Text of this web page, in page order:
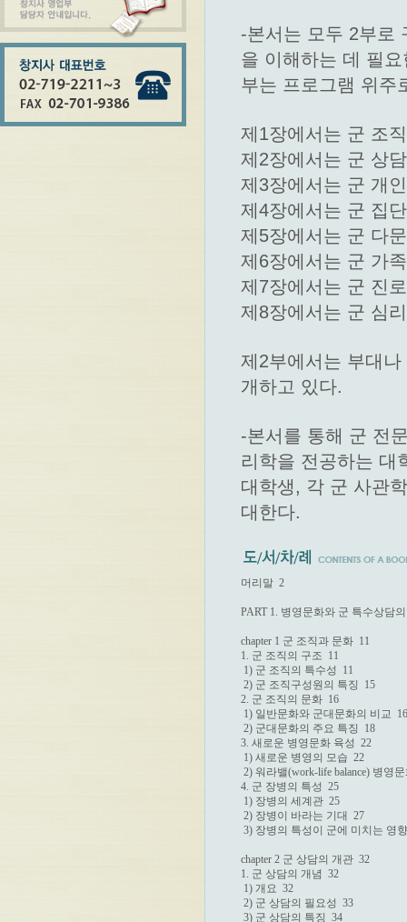
-본서는 모두 2부로
을 이해하는 데 필
부는 프로그램 위주
제1장에서는 군 조
제2장에서는 군 상
제3장에서는 군 개
제4장에서는 군 집
제5장에서는 군 다
제6장에서는 군 가
제7장에서는 군 진
제8장에서는 군 심
제2부에서는 부대
개하고 있다.
-본서를 통해 군 전
리학을 전공하는 대
대학생, 각 군 사관
대한다.
머리말  2
PART 1. 병영문화와 군 특수상담
chapter 1 군 조직과 문화  11
1. 군 조직의 구조  11
1) 군 조직의 특수성  11
2) 군 조직구성원의 특징  15
2. 군 조직의 문화  16
1) 일반문화와 군대문화의 비교  16
2) 군대문화의 주요 특징  18
3. 새로운 병영문화 육성  22
1) 새로운 병영의 모습  22
2) 워라밸(work-life balance) 병영
4. 군 장병의 특성  25
1) 장병의 세계관  25
2) 장병이 바라는 기대  27
3) 장병의 특성이 군에 미치는 영
chapter 2 군 상담의 개관  32
1. 군 상담의 개념  32
1) 개요  32
2) 군 상담의 필요성  33
3) 군 상담의 특징  34